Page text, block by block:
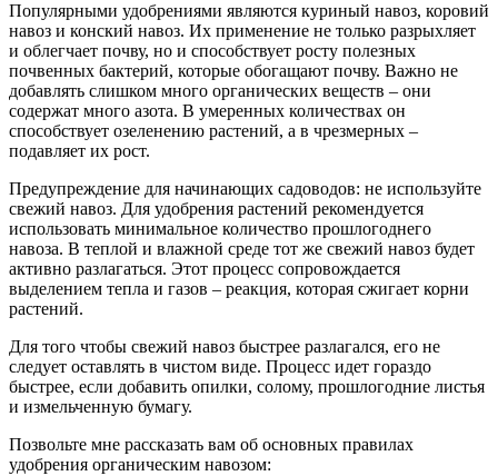
Популярными удобрениями являются куриный навоз, коровий
навоз и конский навоз. Их применение не только разрыхляет
и облегчает почву, но и способствует росту полезных
почвенных бактерий, которые обогащают почву. Важно не
добавлять слишком много органических веществ – они
содержат много азота. В умеренных количествах он
способствует озеленению растений, а в чрезмерных –
подавляет их рост.
Предупреждение для начинающих садоводов: не используйте
свежий навоз. Для удобрения растений рекомендуется
использовать минимальное количество прошлогоднего
навоза. В теплой и влажной среде тот же свежий навоз будет
активно разлагаться. Этот процесс сопровождается
выделением тепла и газов – реакция, которая сжигает корни
растений.
Для того чтобы свежий навоз быстрее разлагался, его не
следует оставлять в чистом виде. Процесс идет гораздо
быстрее, если добавить опилки, солому, прошлогодние листья
и измельченную бумагу.
Позвольте мне рассказать вам об основных правилах
удобрения органическим навозом: